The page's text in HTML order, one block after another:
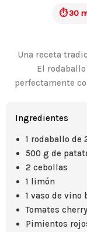
⏱ 30
Una receta
El
perfectamente
Ingredientes
1 rodaballo de
500 g de
2 cebollas
1 limón
1 vaso de vino
Tomates cherry
Pimientos